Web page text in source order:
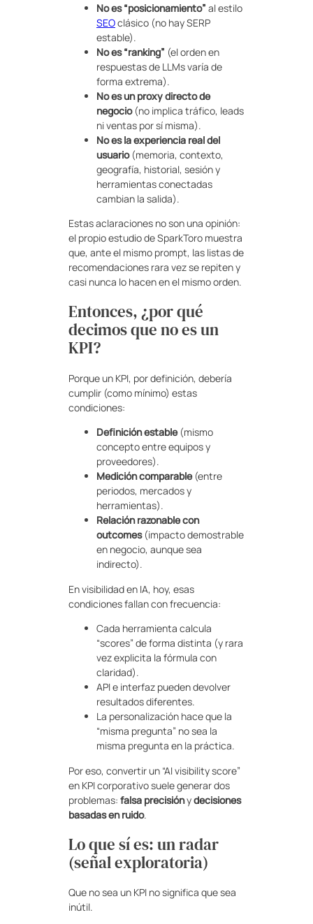
No es “posicionamiento” al estilo
SEOclásico (no hay SERP
estable).
No es “ranking” (el orden en
respuestas de LLMs varía de
forma extrema).
No es un proxy directo de
negocio(no implica tráfico, leads
ni ventas por sí misma).
No es la experiencia real del
usuario(memoria, contexto,
geografía, historial, sesión y
herramientas conectadas
cambian la salida).
Estas aclaraciones no son una opinión:
el propio estudio de SparkToro muestra
que, ante el mismo prompt, las listas de
recomendaciones rara vez se repiten y
casi nunca lo hacen en el mismo orden.
Entonces, ¿por qué
decimos que no es un
KPI?
Porque un KPI, por definición, debería
cumplir (como mínimo) estas
condiciones:
Definición estable(mismo
concepto entre equipos y
proveedores).
Medición comparable(entre
periodos, mercados y
herramientas).
Relación razonable con
outcomes(impacto demostrable
en negocio, aunque sea
indirecto).
En visibilidad en IA, hoy, esas
condiciones fallan con frecuencia:
Cada herramienta calcula
“scores” de forma distinta (y rara
vez explicita la fórmula con
claridad).
API e interfaz pueden devolver
resultados diferentes.
La personalización hace que la
“misma pregunta” no sea la
misma pregunta en la práctica.
Por eso, convertir un “AI visibility score”
en KPI corporativo suele generar dos
problemas: falsa precisiónydecisiones
basadas en ruido.
Lo que sí es: un radar
(señal exploratoria)
Que no sea un KPI no significa que sea
inútil.